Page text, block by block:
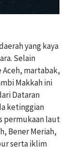
yang kaya
Selain
martabak,
Makkah ini
Dataran
ketinggian
permukaan laut
Bener Meriah,
serta iklim